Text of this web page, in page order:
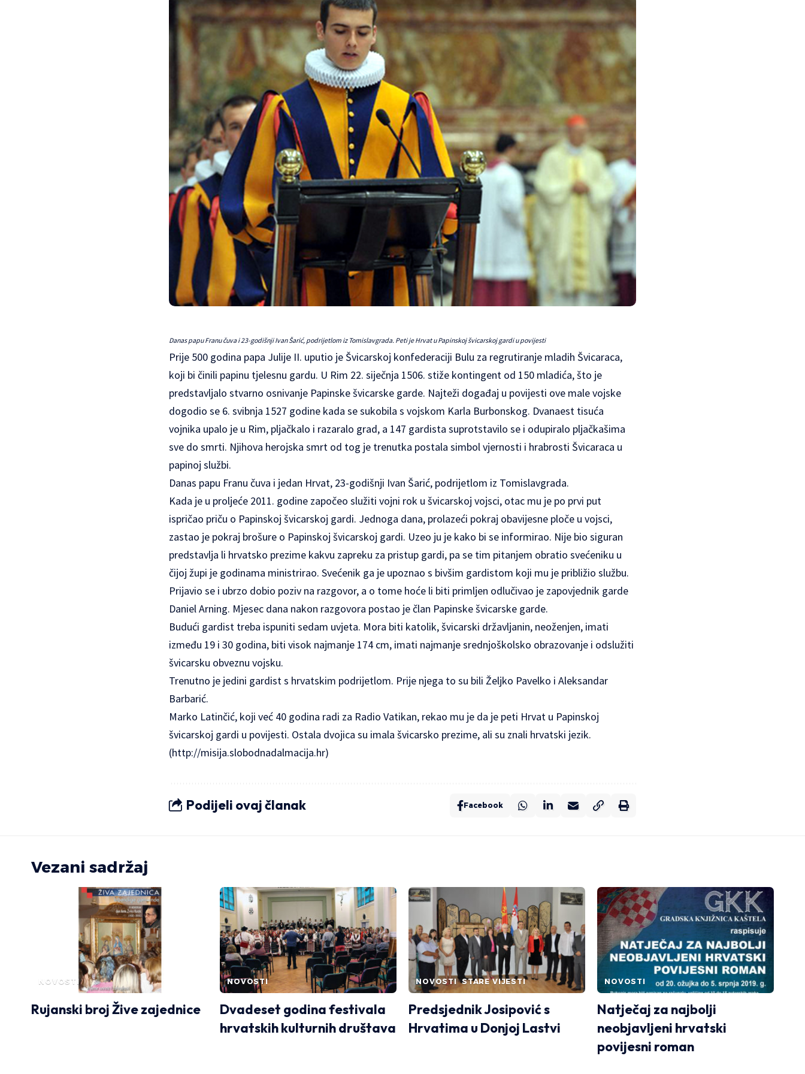
Danas papu Franu čuva i 23-godišnji Ivan Šarić, podrijetlom iz Tomislavgrada. Peti je Hrvat u Papinskoj švicarskoj gardi u povijesti
Prije 500 godina papa Julije II. uputio je Švicarskoj konfederaciji Bulu za regrutiranje mladih Švicaraca,
koji bi činili papinu tjelesnu gardu. U Rim 22. siječnja 1506. stiže kontingent od 150 mladića, što je
predstavljalo stvarno osnivanje Papinske švicarske garde. Najteži događaj u povijesti ove male vojske
dogodio se 6. svibnja 1527 godine kada se sukobila s vojskom Karla Burbonskog. Dvanaest tisuća
vojnika upalo je u Rim, pljačkalo i razaralo grad, a 147 gardista suprotstavilo se i odupiralo pljačkašima
sve do smrti. Njihova herojska smrt od tog je trenutka postala simbol vjernosti i hrabrosti Švicaraca u
papinoj službi.
Danas papu Franu čuva i jedan Hrvat, 23-godišnji Ivan Šarić, podrijetlom iz Tomislavgrada.
Kada je u proljeće 2011. godine započeo služiti vojni rok u švicarskoj vojsci, otac mu je po prvi put
ispričao priču o Papinskoj švicarskoj gardi. Jednoga dana, prolazeći pokraj obavijesne ploče u vojsci,
zastao je pokraj brošure o Papinskoj švicarskoj gardi. Uzeo ju je kako bi se informirao. Nije bio siguran
predstavlja li hrvatsko prezime kakvu zapreku za pristup gardi, pa se tim pitanjem obratio svećeniku u
čijoj župi je godinama ministrirao. Svećenik ga je upoznao s bivšim gardistom koji mu je približio službu.
Prijavio se i ubrzo dobio poziv na razgovor, a o tome hoće li biti primljen odlučivao je zapovjednik garde
Daniel Arning. Mjesec dana nakon razgovora postao je član Papinske švicarske garde.
Budući gardist treba ispuniti sedam uvjeta. Mora biti katolik, švicarski državljanin, neoženjen, imati
između 19 i 30 godina, biti visok najmanje 174 cm, imati najmanje srednjoškolsko obrazovanje i odslužiti
švicarsku obveznu vojsku.
Trenutno je jedini gardist s hrvatskim podrijetlom. Prije njega to su bili Željko Pavelko i Aleksandar
Barbarić.
Marko Latinčić, koji već 40 godina radi za Radio Vatikan, rekao mu je da je peti Hrvat u Papinskoj
švicarskoj gardi u povijesti. Ostala dvojica su imala švicarsko prezime, ali su znali hrvatski jezik.
(http://misija.slobodnadalmacija.hr)
Podijeli ovaj članak Facebook
Vezani sadržaj
NOVOSTI
Rujanski broj Žive zajednice
NOVOSTI
Dvadeset godina festivala
hrvatskih kulturnih društava
NOVOSTI STARE VIJESTI
Predsjednik Josipović s
Hrvatima u Donjoj Lastvi
NOVOSTI
Natječaj za najbolji
neobjavljeni hrvatski
povijesni roman